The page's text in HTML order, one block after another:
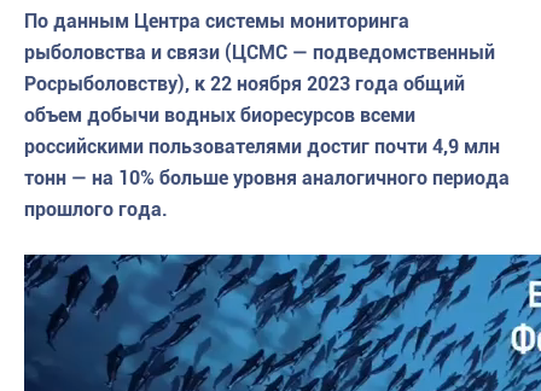
По данным Центра системы мониторинга
рыболовства и связи (ЦСМС — подведомственный
Росрыболовству), к 22 ноября 2023 года общий
объем добычи водных биоресурсов всеми
российскими пользователями достиг почти 4,9 млн
тонн — на 10% больше уровня аналогичного периода
прошлого года.